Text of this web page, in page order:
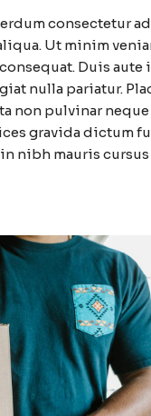
consectetur
Ut minim
Duis
nulla pariatur.
non pulvinar
gravida dictum
nibh mauris